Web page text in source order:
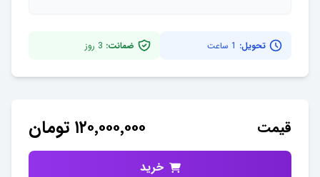
تحویل: 1 ساعت ضمانت: 3 روز
قیمت ۱۲۰٬۰۰۰٬۰۰۰ تومان
خرید